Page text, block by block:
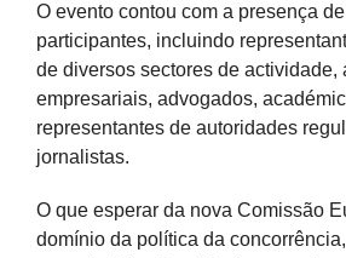
O evento contou com a presença
participantes, incluindo
de diversos sectores de actividade,
empresariais, advogados,
representantes de autoridades
jornalistas.
O que esperar da nova Comissão
domínio da política da